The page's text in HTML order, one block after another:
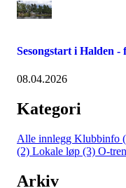
Sesongstart i Halden -
08.04.2026
Kategori
Alle innlegg Klubbinfo
(2) Lokale løp (3) O-
Arkiv